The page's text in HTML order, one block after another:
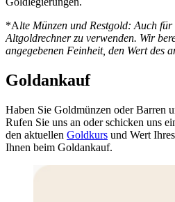
*Alte Münzen und Restgold: Auch für
Altgoldrechner zu verwenden. Wir
angegebenen Feinheit, den Wert des
Goldankauf
Haben Sie Goldmünzen oder Barren
Rufen Sie uns an oder schicken uns
den aktuellen Goldkurs und Wert
Ihnen beim Goldankauf.